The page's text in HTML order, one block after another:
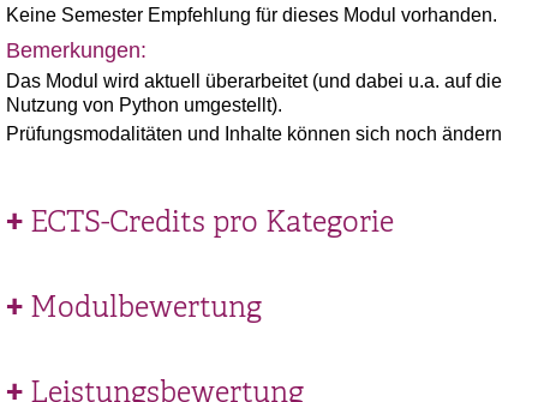
Keine Semester Empfehlung für dieses Modul vorhanden.
Bemerkungen:
Das Modul wird aktuell überarbeitet (und dabei u.a. auf die
Nutzung von Python umgestellt).
Prüfungsmodalitäten und Inhalte können sich noch ändern
ECTS-Credits pro Kategorie
Modulbewertung
Leistungsbewertung